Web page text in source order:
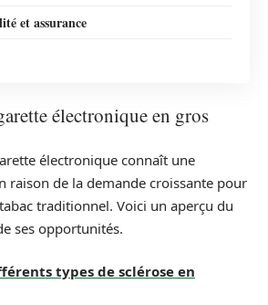
et assurance
électronique en gros
électronique connaît une
raison de la demande croissante pour
traditionnel. Voici un aperçu du
ses opportunités.
types de sclérose en